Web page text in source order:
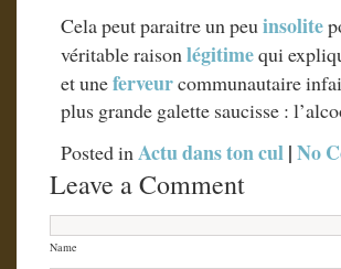
Cela peut paraitre un peuinsolite
véritable raisonlégitimequi
et uneferveurcommunautaire
plus grande galette saucisse :
Posted in Actu dans ton cul|No
Leave a Comment
Name